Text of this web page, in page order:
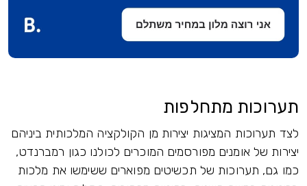
תערוכות מתחלפות
לצד תערוכות המציגות יצירות מן הקולקציה המלכותית ביניהם
יצירות של אומנים מפורסמים המוכרים לכולנו כגון רמברנדט,
כמו גם, תערוכות של תכשיטים מפוארים ששימשו את מלכות